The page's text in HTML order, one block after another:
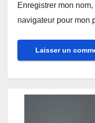
Enregistrer mon
navigateur pour mon